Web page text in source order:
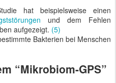
hat beispielsweise einen
und dem Fehlen
aufgezeigt. (5)
Bakterien bei Menschen
“Mikrobiom-GPS”